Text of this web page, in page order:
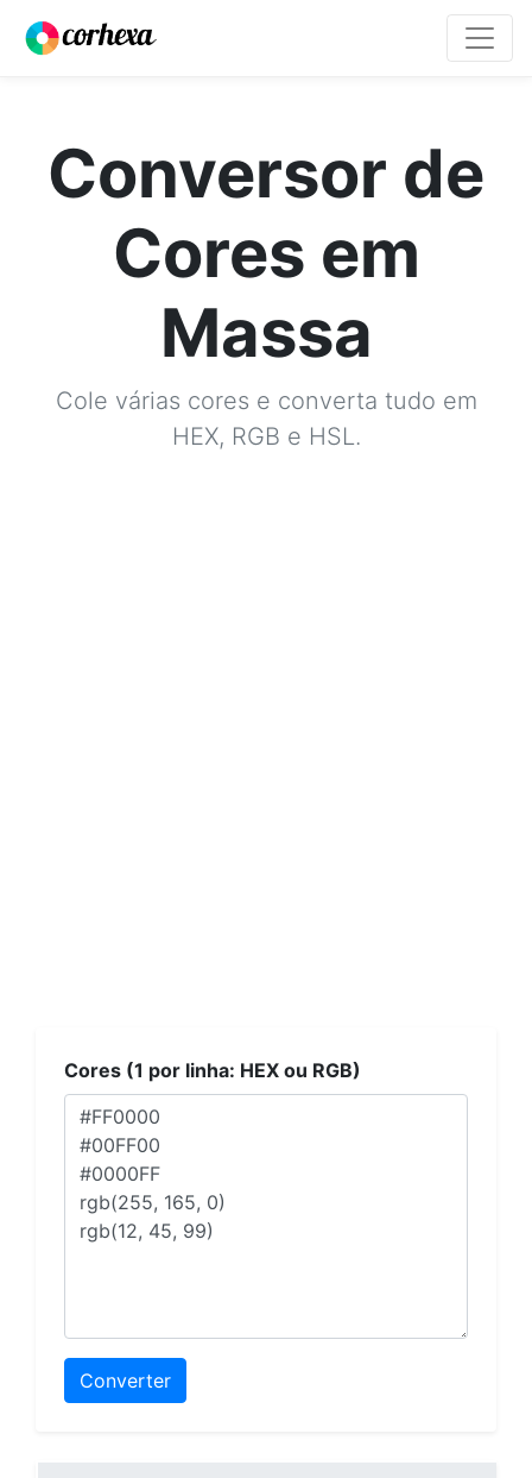
Conversor de
Cores em
Massa
Cole várias cores e converta tudo em
HEX, RGB e HSL.
Cores (1 por linha: HEX ou RGB)
Converter